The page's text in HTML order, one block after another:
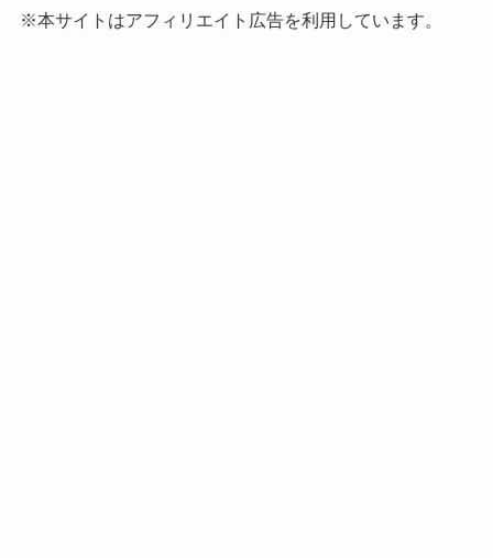
※本サイトはアフィリエイト広告を利用しています。